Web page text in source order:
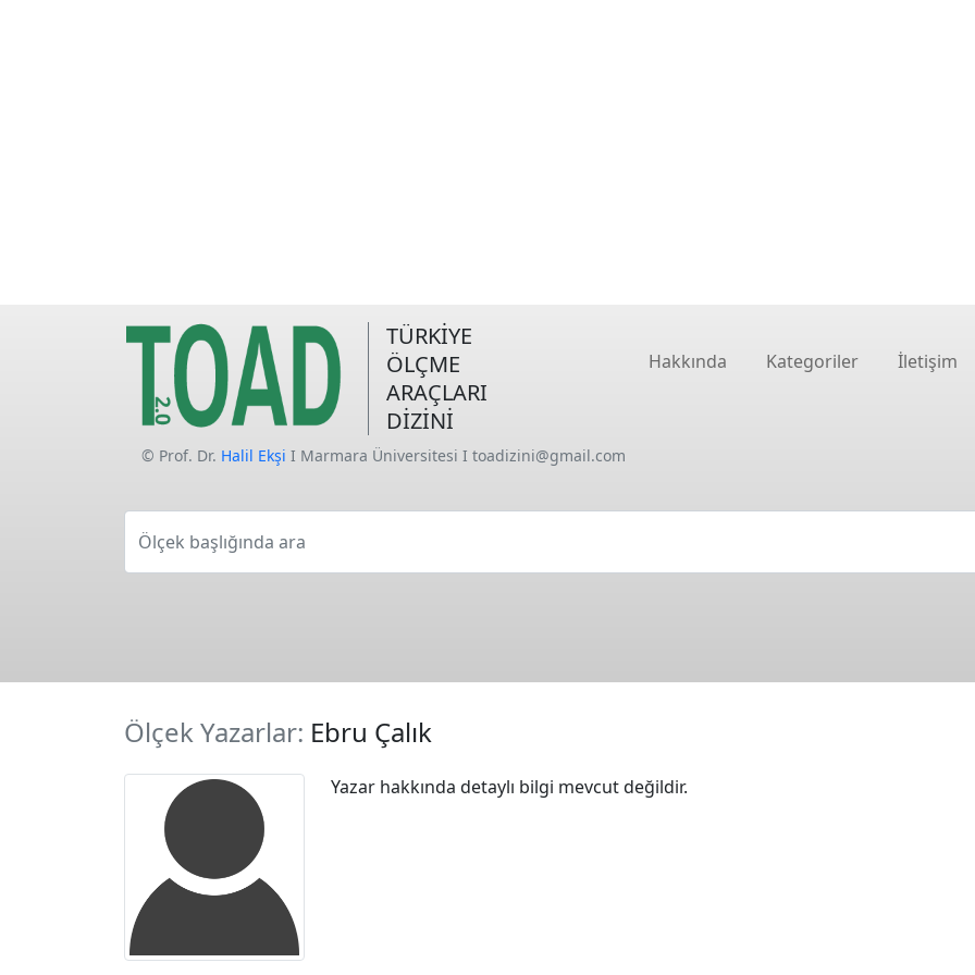
TÜRKİYE
ÖLÇME
ARAÇLARI
DİZİNİ
Hakkında Kategoriler İletişim
© Prof. Dr. Halil Ekşi I Marmara Üniversitesi I toadizini@gmail.com
Ölçek başlığında ara
Ölçek Yazarlar: Ebru Çalık
Yazar hakkında detaylı bilgi mevcut değildir.